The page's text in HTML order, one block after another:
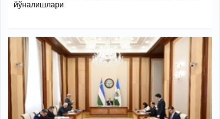
йўналишлари